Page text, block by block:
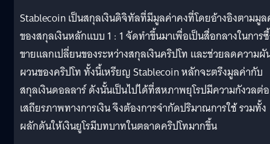
Stablecoin เป็นสกุลเงินดิจิทัลที่มีมูลค่าคงที่โดยอ้างอิงตามมู
ของสกุลเงินหลักแบบ 1 : 1 จัดทำขึ้นมาเพื่อเป็นสื่อกลางในการ
ขายแลกเปลี่ยนของระหว่างสกุลเงินคริปโท และช่วยลดความผั
ผวนของคริปโท ทั้งนี้เหรียญ Stablecoin หลักจะตรึงมูลค่ากับ
สกุลเงินดอลลาร์ ดังนั้นเป็นไปได้ที่สหภาพยุโรปมีความกังวลต่อ
เสถียรภาพทางการเงิน จึงต้องการจำกัดปริมาณการใช้ รวมทั้ง
ผลักดันให้เงินยูโรมีบทบาทในตลาดคริปโทมากขึ้น